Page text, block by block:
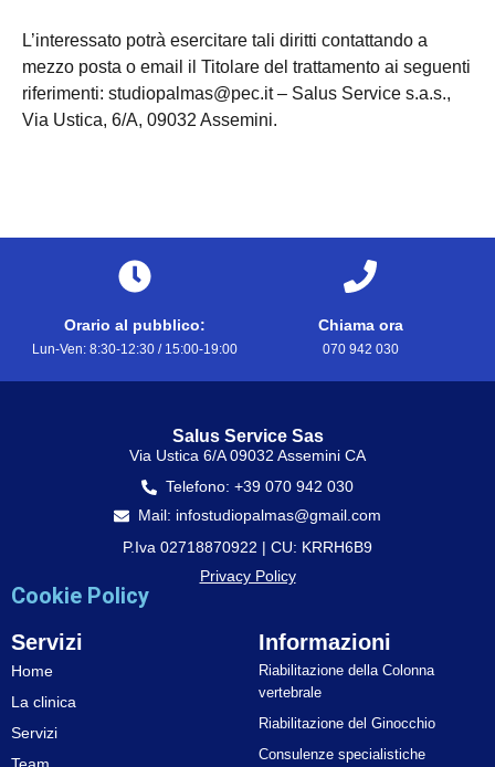
L’interessato potrà esercitare tali diritti contattando a
mezzo posta o email il Titolare del trattamento ai seguenti
riferimenti: studiopalmas@pec.it – Salus Service s.a.s.,
Via Ustica, 6/A, 09032 Assemini.
Orario al pubblico:
Lun-Ven: 8:30-12:30 / 15:00-19:00
Chiama ora
070 942 030
Salus Service Sas
Via Ustica 6/A 09032 Assemini CA
Telefono: +39 070 942 030
Mail: infostudiopalmas@gmail.com
P.Iva 02718870922 | CU: KRRH6B9
Privacy Policy
Cookie Policy
Servizi
Home
La clinica
Servizi
Informazioni
Riabilitazione della Colonna
vertebrale
Riabilitazione del Ginocchio
Consulenze specialistiche